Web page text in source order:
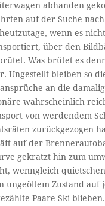
abhanden
auf der Suche
wenn es
über den
Was brütet es
Ungestellt bleiben so
an die
wahrscheinlich
von werdendem
zurückgezogen
auf der
gekratzt hin zum
wenngleich
ungeöltem Zustand auf
Paare Ski